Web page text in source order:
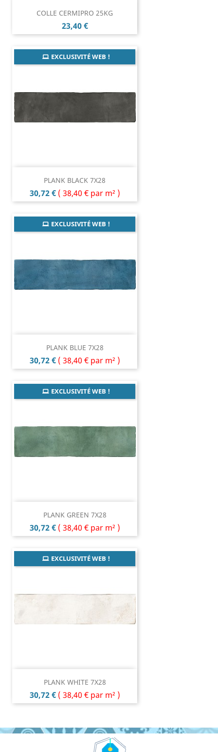
COLLE CERMIPRO 25KG
Prix
23,40 €
PLANK BLACK 7X28
Prix
30,72 € ( 38,40 € par m² )
EXCLUSIVITÉ WEB !
PLANK BLUE 7X28
Prix
30,72 € ( 38,40 € par m² )
EXCLUSIVITÉ WEB !
PLANK GREEN 7X28
Prix
30,72 € ( 38,40 € par m² )
EXCLUSIVITÉ WEB !
PLANK WHITE 7X28
Prix
30,72 € ( 38,40 € par m² )
EXCLUSIVITÉ WEB !